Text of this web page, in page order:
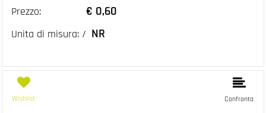
Prezzo: € 0,60
Unita di misura: / NR
Wishlist Confronta